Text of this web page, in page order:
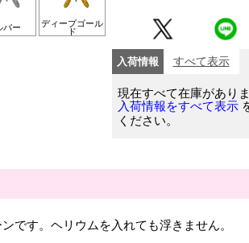
バー ディープゴール
ド
入荷情報 すべて表示
現在すべて在庫がありま
入荷情報をすべて表示
ください。
です。ヘリウムを入れても浮きません。